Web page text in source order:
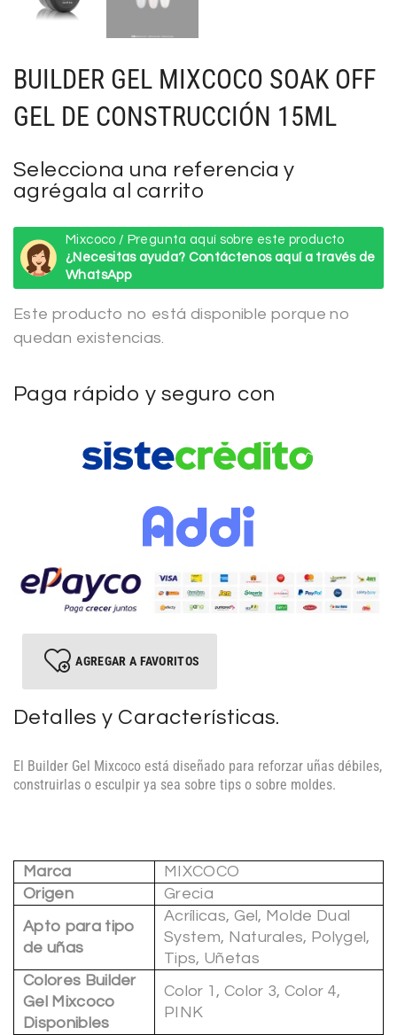
BUILDER GEL MIXCOCO SOAK OFF
GEL DE CONSTRUCCIÓN 15ML
Selecciona una referencia y
agrégala al carrito
Mixcoco / Pregunta aquí sobre este producto
¿Necesitas ayuda? Contáctenos aquí a través de
WhatsApp
Este producto no está disponible porque no
quedan existencias.
Paga rápido y seguro con
AGREGAR A FAVORITOS
Detalles y Características.
El Builder Gel Mixcoco está diseñado para reforzar uñas débiles,
construirlas o esculpir ya sea sobre tips o sobre moldes.
Marca
MIXCOCO
Origen
Grecia
Apto para tipo
de uñas
Acrílicas, Gel, Molde Dual
System, Naturales, Polygel,
Tips, Uñetas
Colores Builder
Gel Mixcoco
Disponibles
Color 1, Color 3, Color 4,
PINK